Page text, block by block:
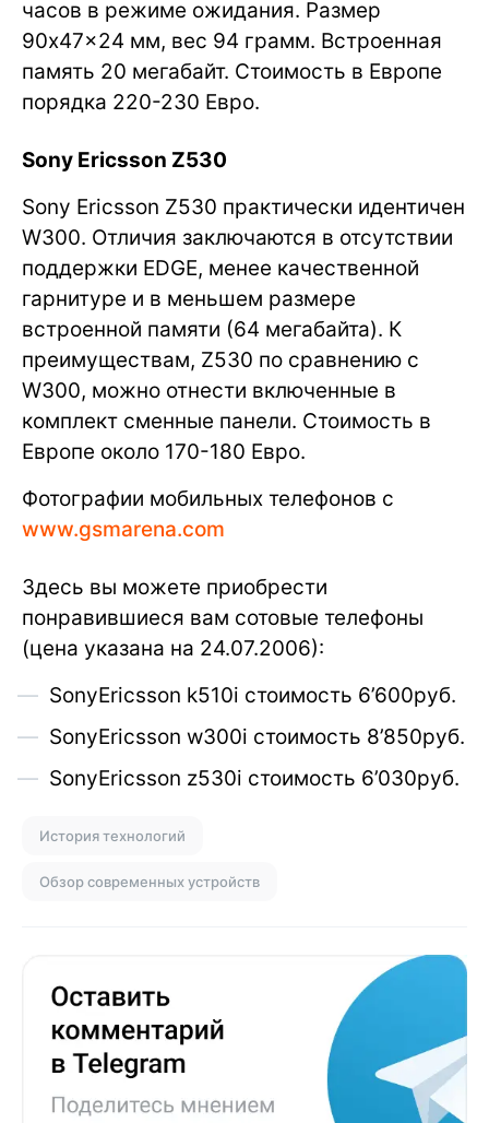
часов в режиме ожидания. Размер
90x47x24 мм, вес 94 грамм. Встроенная
память 20 мегабайт. Стоимость в Европе
порядка 220-230 Евро.
Sony Ericsson Z530
Sony Ericsson Z530 практически идентичен
W300. Отличия заключаются в отсутствии
поддержки EDGE, менее качественной
гарнитуре и в меньшем размере
встроенной памяти (64 мегабайта). К
преимуществам, Z530 по сравнению с
W300, можно отнести включенные в
комплект сменные панели. Стоимость в
Европе около 170-180 Евро.
Фотографии мобильных телефонов с
www.gsmarena.com
Здесь вы можете приобрести
понравившиеся вам сотовые телефоны
(цена указана на 24.07.2006):
SonyEricsson k510i стоимость 6’600руб.
SonyEricsson w300i стоимость 8’850руб.
SonyEricsson z530i стоимость 6’030руб.
История технологий
Обзор современных устройств